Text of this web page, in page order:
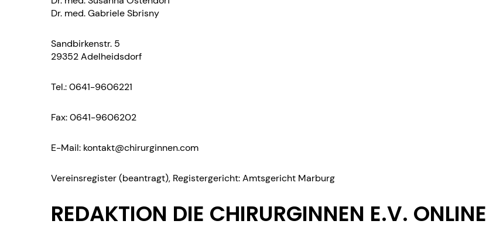
Dr. med. Gabriele Sbrisny
Sandbirkenstr. 5
29352 Adelheidsdorf
Tel.: 0641-9606221
Fax: 0641-9606202
E-Mail: kontakt@chirurginnen.com
Vereinsregister (beantragt), Registergericht: Amtsgericht Marburg
REDAKTION DIE CHIRURGINNEN E.V. ONLINE